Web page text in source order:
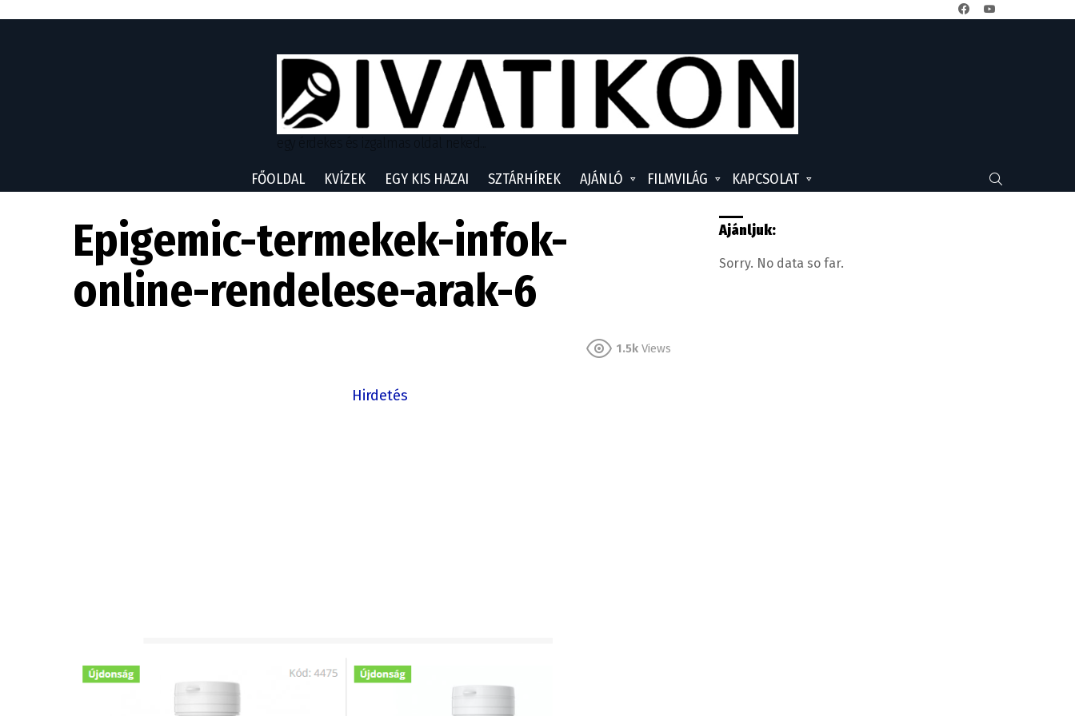
FŐOLDAL KVÍZEK EGY KIS HAZAI SZTÁRHÍREK AJÁNLÓ FILMVILÁG KAPCSOLAT
Epigemic-termekek-infok-
online-rendelese-arak-6
1.5k Views
Hirdetés
Ajánljuk:
Sorry. No data so far.